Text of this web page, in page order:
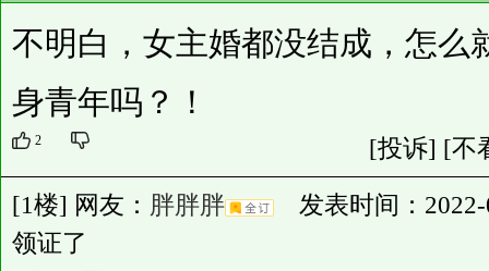
不明白，女主婚都没结成，怎么
身青年吗？！
2 [投诉] [不
[1楼] 网友： 胖胖胖
发表时间：2022-
领证了